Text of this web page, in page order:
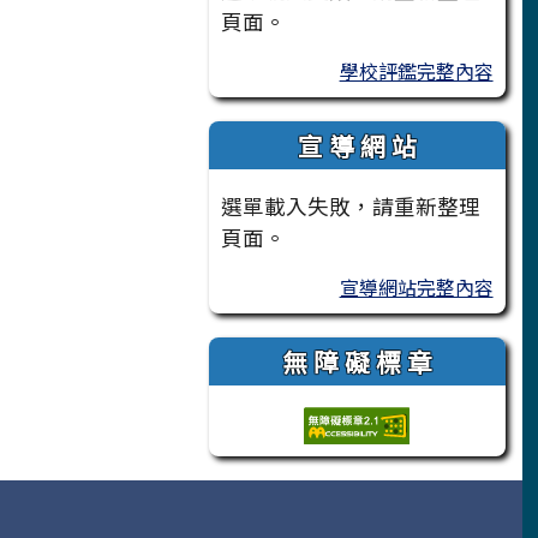
頁面。
學校評鑑完整內容
宣 導 網 站
選單載入失敗，請重新整理
頁面。
宣導網站完整內容
無 障 礙 標 章